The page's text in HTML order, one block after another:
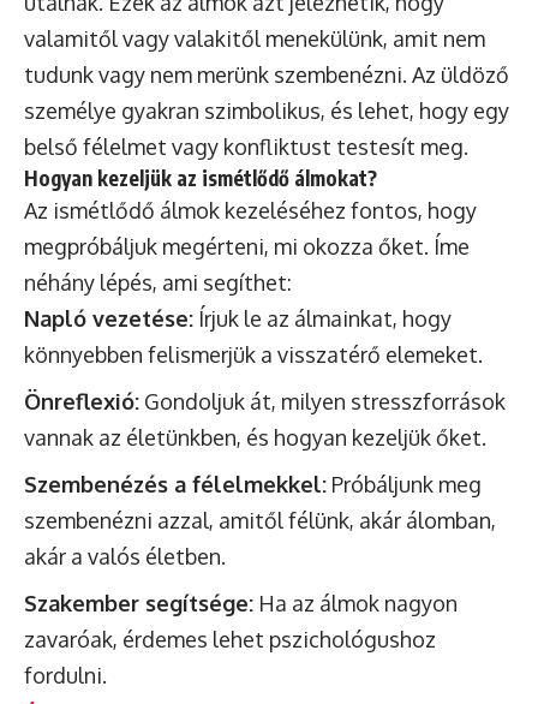
valamitől vagy valakitől menekülünk, amit nem
tudunk vagy nem merünk szembenézni. Az üldöző
személye gyakran szimbolikus, és lehet, hogy egy
belső félelmet vagy konfliktust testesít meg.
Hogyan kezeljük az ismétlődő álmokat?
Az ismétlődő álmok kezeléséhez fontos, hogy
megpróbáljuk megérteni, mi okozza őket. Íme
néhány lépés, ami segíthet:
Napló vezetése: Írjuk le az álmainkat, hogy
könnyebben felismerjük a visszatérő elemeket.
Önreflexió: Gondoljuk át, milyen stresszforrások
vannak az életünkben, és hogyan kezeljük őket.
Szembenézés a félelmekkel: Próbáljunk meg
szembenézni azzal, amitől félünk, akár álomban,
akár a valós életben.
Szakember segítsége: Ha az álmok nagyon
zavaróak, érdemes lehet pszichológushoz
fordulni.